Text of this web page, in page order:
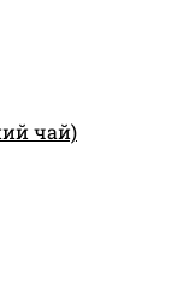
чай)